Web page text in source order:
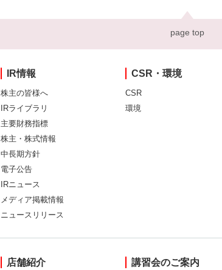
page top
IR情報
株主の皆様へ
IRライブラリ
主要財務指標
株主・株式情報
中長期方針
電子公告
IRニュース
メディア掲載情報
ニュースリリース
CSR・環境
CSR
環境
店舗紹介 講習会のご案内